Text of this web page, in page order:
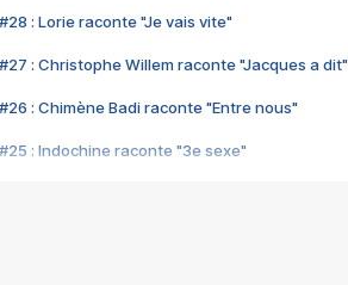
#28 : Lorie raconte "Je vais vite"
#27 : Christophe Willem raconte "Jacques a dit"
#26 : Chimène Badi raconte "Entre nous"
#25 : Indochine raconte "3e sexe"